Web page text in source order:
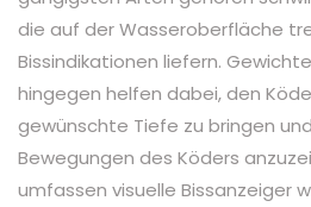
die auf der Wasseroberfläche
Bissindikationen liefern.
hingegen helfen dabei, den
gewünschte Tiefe zu bringen
Bewegungen des Köders
umfassen visuelle Bissanzeiger